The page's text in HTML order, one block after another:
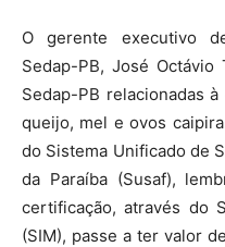
O gerente executivo
Sedap-PB, José
Sedap-PB relacionadas
queijo, mel e ovos
do Sistema Unificado de
da Paraíba (Susaf),
certificação, através do
(SIM), passe a ter valor